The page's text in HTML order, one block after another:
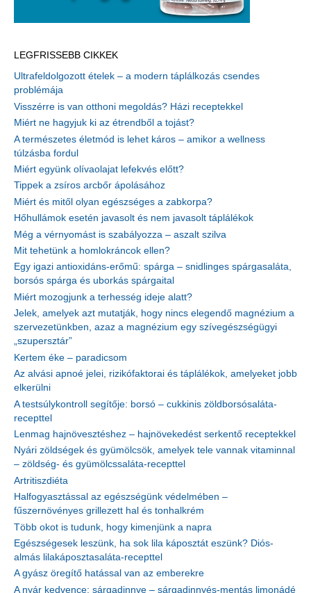
LEGFRISSEBB CIKKEK
Ultrafeldolgozott ételek – a modern táplálkozás csendes
problémája
Visszérre is van otthoni megoldás? Házi receptekkel
Miért ne hagyjuk ki az étrendből a tojást?
A természetes életmód is lehet káros – amikor a wellness
túlzásba fordul
Miért együnk olívaolajat lefekvés előtt?
Tippek a zsíros arcbőr ápolásához
Miért és mitől olyan egészséges a zabkorpa?
Hőhullámok esetén javasolt és nem javasolt táplálékok
Még a vérnyomást is szabályozza – aszalt szilva
Mit tehetünk a homlokráncok ellen?
Egy igazi antioxidáns-erőmű: spárga – snidlinges spárgasaláta,
borsós spárga és uborkás spárgaital
Miért mozogjunk a terhesség ideje alatt?
Jelek, amelyek azt mutatják, hogy nincs elegendő magnézium a
szervezetünkben, azaz a magnézium egy szívegészségügyi
„szupersztár”
Kertem éke – paradicsom
Az alvási apnoé jelei, rizikófaktorai és táplálékok, amelyeket jobb
elkerülni
A testsúlykontroll segítője: borsó – cukkinis zöldborsósaláta-
recepttel
Lenmag hajnövesztéshez – hajnövekedést serkentő receptekkel
Nyári zöldségek és gyümölcsök, amelyek tele vannak vitaminnal
– zöldség- és gyümölcssaláta-recepttel
Artritiszdiéta
Halfogyasztással az egészségünk védelmében –
fűszernövényes grillezett hal és tonhalkrém
Több okot is tudunk, hogy kimenjünk a napra
Egészségesek leszünk, ha sok lila káposztát eszünk? Diós-
almás lilakáposztasaláta-recepttel
A gyász öregítő hatással van az emberekre
A nyár kedvence: sárgadinnye – sárgadinnyés-mentás limonádé